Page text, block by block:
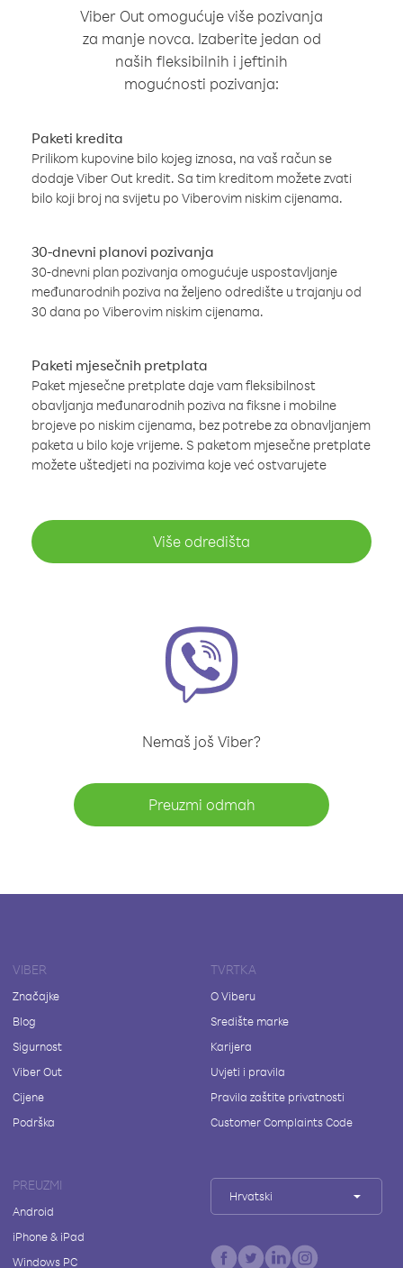
Viber Out omogućuje više pozivanja
za manje novca. Izaberite jedan od
naših fleksibilnih i jeftinih
mogućnosti pozivanja:
Paketi kredita
Prilikom kupovine bilo kojeg iznosa, na vaš račun se
dodaje Viber Out kredit. Sa tim kreditom možete zvati
bilo koji broj na svijetu po Viberovim niskim cijenama.
30-dnevni planovi pozivanja
30-dnevni plan pozivanja omogućuje uspostavljanje
međunarodnih poziva na željeno odredište u trajanju od
30 dana po Viberovim niskim cijenama.
Paketi mjesečnih pretplata
Paket mjesečne pretplate daje vam fleksibilnost
obavljanja međunarodnih poziva na fiksne i mobilne
brojeve po niskim cijenama, bez potrebe za obnavljanjem
paketa u bilo koje vrijeme. S paketom mjesečne pretplate
možete uštedjeti na pozivima koje već ostvarujete
Više odredišta
Nemaš još Viber?
Preuzmi odmah
VIBER
Značajke
Blog
Sigurnost
Viber Out
Cijene
Podrška
TVRTKA
O Viberu
Središte marke
Karijera
Uvjeti i pravila
Pravila zaštite privatnosti
Customer Complaints Code
PREUZMI
Android
iPhone & iPad
Windows PC
Hrvatski